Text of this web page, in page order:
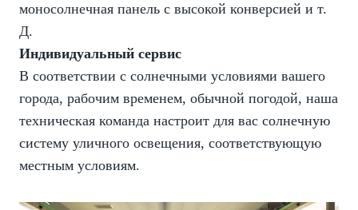
моносолнечная панель с высокой конверсией и т.
Д.
Индивидуальный сервис
В соответствии с солнечными условиями вашего
города, рабочим временем, обычной погодой, наша
техническая команда настроит для вас солнечную
систему уличного освещения, соответствующую
местным условиям.